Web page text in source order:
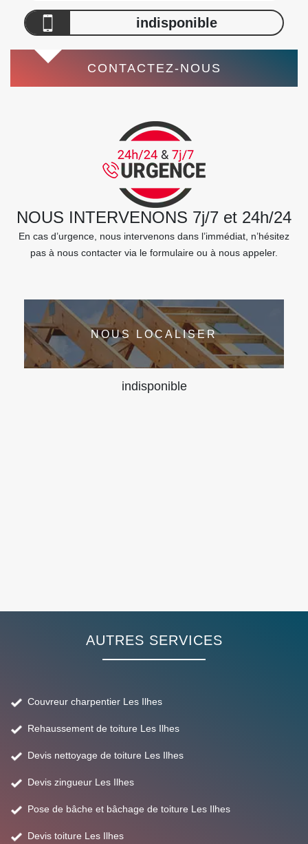
indisponible
CONTACTEZ-NOUS
NOUS INTERVENONS 7j/7 et 24h/24
En cas d’urgence, nous intervenons dans l’immédiat, n’hésitez
pas à nous contacter via le formulaire ou à nous appeler.
NOUS LOCALISER
indisponible
AUTRES SERVICES
Couvreur charpentier Les Ilhes
Rehaussement de toiture Les Ilhes
Devis nettoyage de toiture Les Ilhes
Devis zingueur Les Ilhes
Pose de bâche et bâchage de toiture Les Ilhes
Devis toiture Les Ilhes